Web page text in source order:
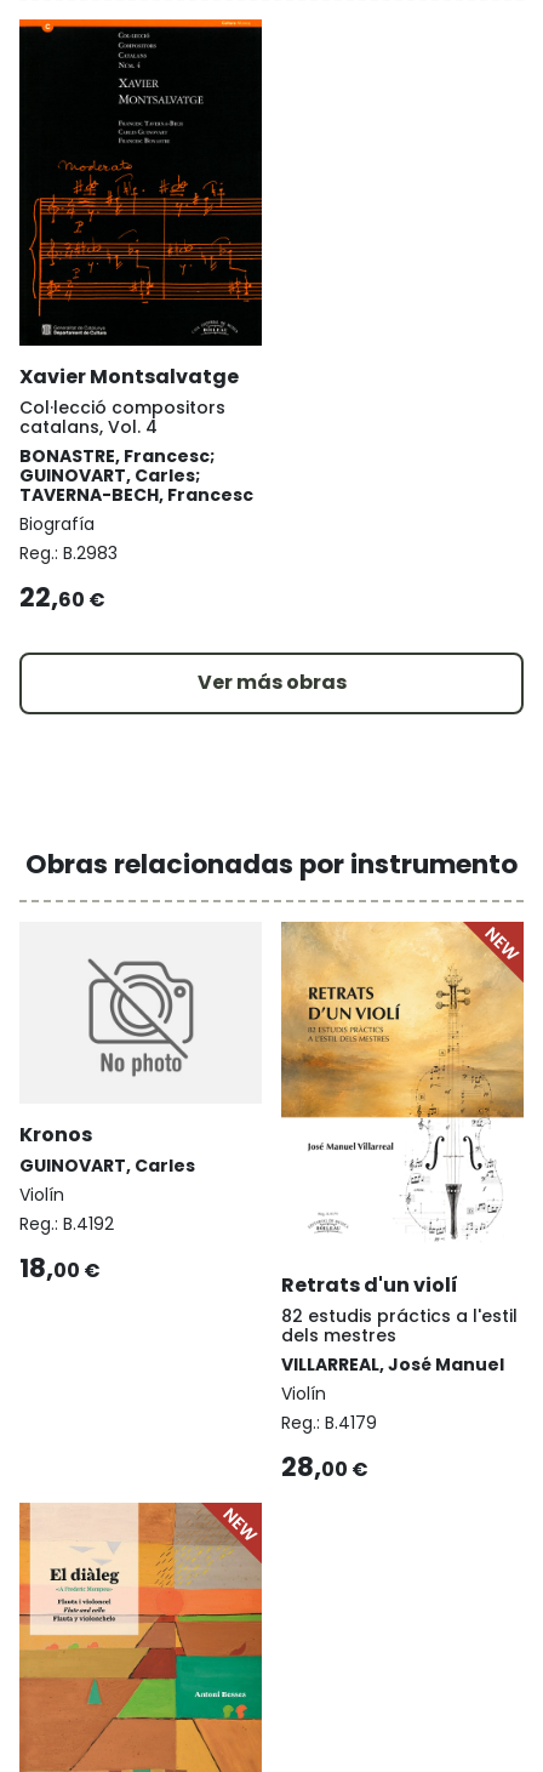
Xavier Montsalvatge
Col·lecció compositors
catalans, Vol. 4
BONASTRE, Francesc;
GUINOVART, Carles;
TAVERNA-BECH, Francesc
Biografía
Reg.: B.2983
22,60 €
Ver más obras
Obras relacionadas por instrumento
Kronos
GUINOVART, Carles
Violín
Reg.: B.4192
18,00 €
Retrats d'un violí
82 estudis práctics a l'estil
dels mestres
VILLARREAL, José Manuel
Violín
Reg.: B.4179
28,00 €